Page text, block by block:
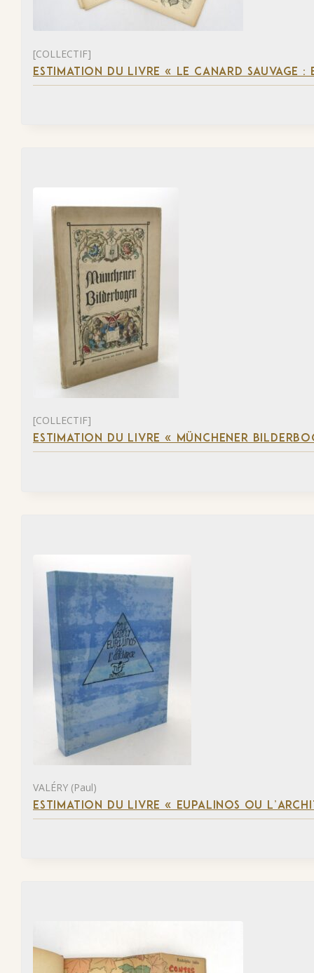
[COLLECTIF]
ESTIMATION DU LIVRE « LE CANARD SAUVAGE :
[COLLECTIF]
ESTIMATION DU LIVRE « MÜNCHENER
VALÉRY (Paul)
ESTIMATION DU LIVRE « EUPALINOS OU